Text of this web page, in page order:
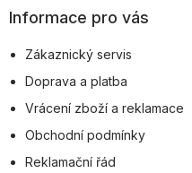
pInformace pro vás
Zákaznický servis
Doprava a platba
Vrácení zboží a reklamace
Obchodní podmínky
Reklamační řád